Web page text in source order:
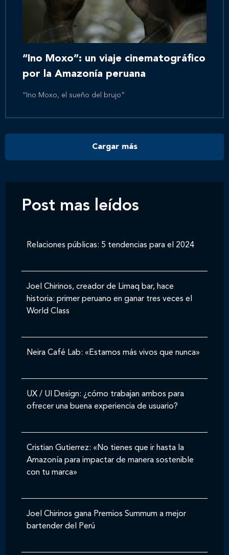
Inicio
Nosotros
Novedades
Contáctanos
“Ino Moxo”: un viaje cinematográfico
por la Amazonía peruana
“Ino Moxo, el sueño del brujo”
Cargar más
Post mas leídos
Relaciones públicas: 5 tendencias para el 2024
Joel Chirinos, creador de Limaq bar, hace
historia: primer peruano en ganar tres veces el
World Class
Neira Café Lab: «Estamos más vivos que nunca»
UX / UI Design: ¿cómo trabajan ambos para
ofrecer una buena experiencia de usuario?
Cristian Gutierrez: «No tienes que ir hasta la
Amazonía para impactar de manera sostenible
con tu marca»
Joel Chirinos gana Premios Summum a mejor
bartender del Perú